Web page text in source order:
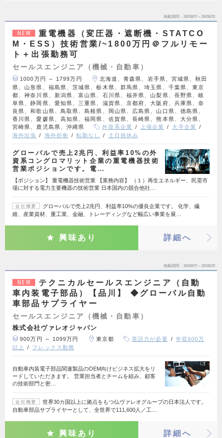
掲載期間 26/08/07～26/08/20
NEW
重電機器（変圧器・遮断機・STATCO
M・ESS）技術営業/~1800万円＠フルリモー
ト＋出張勤務可
セールスエンジニア（機械・自動車）
1000万円 ～ 1799万円
北海道、青森県、岩手県、宮城県、秋田
県、山形県、福島県、茨城県、栃木県、群馬県、埼玉県、千葉県、東京
都、神奈川県、新潟県、富山県、石川県、福井県、山梨県、長野県、岐
阜県、静岡県、愛知県、三重県、滋賀県、京都府、大阪府、兵庫県、奈
良県、和歌山県、鳥取県、島根県、岡山県、広島県、山口県、徳島県、
香川県、愛媛県、高知県、福岡県、佐賀県、長崎県、熊本県、大分県、
宮崎県、鹿児島県、沖縄県
外資系企業 上場企業
大手企業
海外出張
海外折衝 転勤なし 土日祝休み
グローバルで売上2兆円、利益率10%の外
資系コングロマリット企業の重電機器技術
営業ポジションです。電…
【ポジション】 重電機器技術営業 【業務内容】 （１）再生エネルギー、民需市
場に対する電力主要機器の技術営業 日本国内の競合他社…
会社概要
グローバルで売上2兆円、利益率10%の優良企業です。 化学、繊
維、産業資材、重工業、金融、トレーディングなど幅広い事業を展…
興味あり 詳細へ
掲載期間 26/08/07～26/08/20
NEW
テクニカルセールスエンジニア（自動
車内装電子部品）【品川】 ◆グローバル自動
車部品サプライヤー
セールスエンジニア（機械・自動車）
株式会社ヴァレオジャパン
900万円 ～ 1099万円 東京都 英語力が必要
年収600万
以上
フレックス勤務
自動車内装電子部品関連製品のOEM向けビジネス拡大をリ
ードしていただきます。 営業担当者とチームを組み、顧客
の技術部門と密…
会社概要
世界30カ国以上に拠点をもつ仏ヴァレオグループの日本法人です。
自動車部品サプライヤーとして、全世界で111,600人／工…
興味あり 詳細へ